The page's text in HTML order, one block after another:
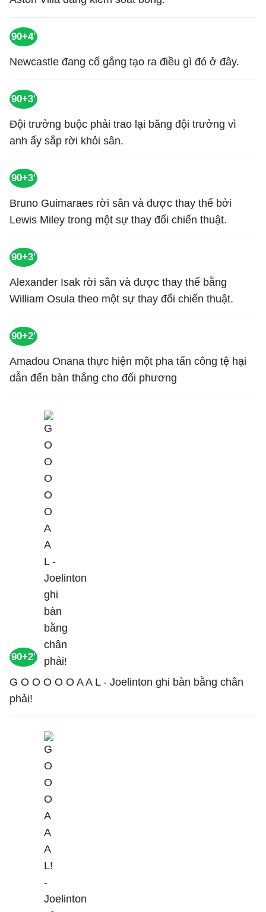
90+4'
Newcastle đang cố gắng tạo ra điều gì đó ở đây.
90+3'
Đội trưởng buộc phải trao lại băng đội trưởng vì
anh ấy sắp rời khỏi sân.
90+3'
Bruno Guimaraes rời sân và được thay thế bởi
Lewis Miley trong một sự thay đổi chiến thuật.
90+3'
Alexander Isak rời sân và được thay thế bằng
William Osula theo một sự thay đổi chiến thuật.
90+2'
Amadou Onana thực hiện một pha tấn công tệ hại
dẫn đến bàn thắng cho đối phương
90+2'
G O O O O O A A L - Joelinton ghi bàn bằng chân
phải!